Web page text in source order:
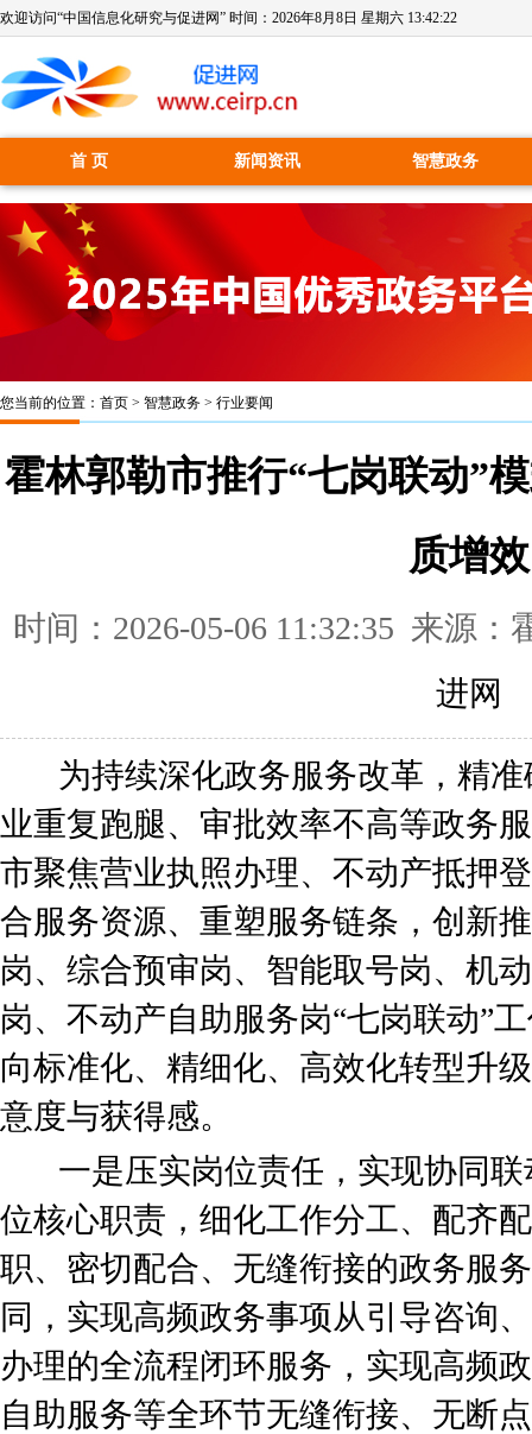
欢迎访问“中国信息化研究与促进网” 时间： 2026年8月8日 星期六 13:42:22
首 页 新闻资讯 智慧政务
您当前的位置： 首页 > 智慧政务 > 行业要闻
霍林郭勒市推行“七岗联动”
质增效
时间：2026-05-06 11:32:35 来源
进网
为持续深化政务服务改革，精准
业重复跑腿、审批效率不高等政务
市聚焦营业执照办理、不动产抵押
合服务资源、重塑服务链条，创新
岗、综合预审岗、智能取号岗、机
岗、不动产自助服务岗“七岗联动”
向标准化、精细化、高效化转型升
意度与获得感。
一是压实岗位责任，实现协同联
位核心职责，细化工作分工、配齐
职、密切配合、无缝衔接的政务服
同，实现高频政务事项从引导咨询
办理的全流程闭环服务，实现高频
自助服务等全环节无缝衔接、无断